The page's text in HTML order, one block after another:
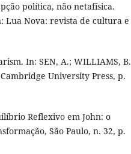
política, não netafísica.
Lua Nova: revista de cultura e
In: SEN, A.; WILLIAMS, B.
University Press, p.
Reflexivo em John: o
São Paulo, n. 32, p.